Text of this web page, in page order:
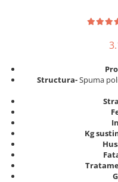
Saltele cu spuma
Saltele 160x200
Top saltele
Top saltele 5 cm
Top saltele 10 cm
Top saltele memory 5 cm
Top saltele MemoHR 6.5
Dulap birou
Scaune pentru birou
Scaune pentru vizitatori
Scaune manager
Mese bucatarie
Structura-Spuma
Kg